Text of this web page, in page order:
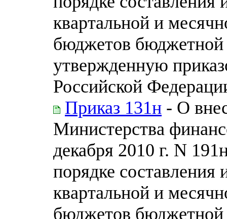
квартальной и
бюджетов бюджетной
утвержденную
Российской
Приказ 131н - О
Министерства
декабря 2010 г. N
порядке составления
квартальной и
бюджетов бюджетной